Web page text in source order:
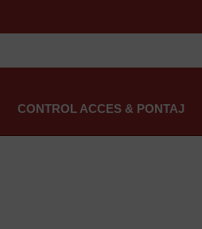
CONTROL ACCES & PONTAJ